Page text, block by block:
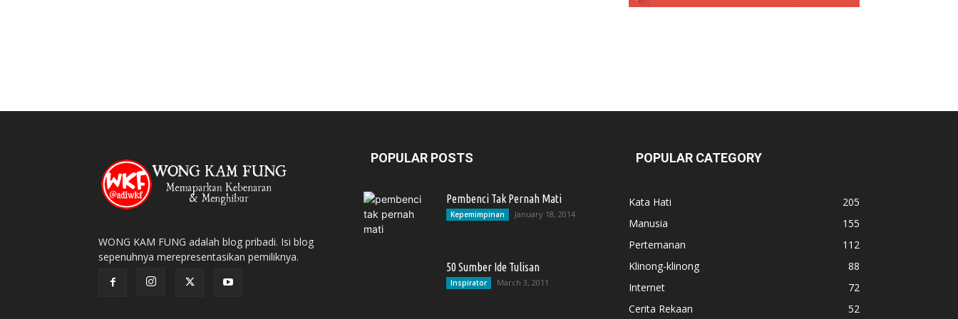
WONG KAM FUNG adalah blog pribadi. Isi blog
sepenuhnya merepresentasikan pemiliknya.
POPULAR POSTS
Pembenci Tak Pernah Mati
Kepemimpinan January 18, 2014
50 Sumber Ide Tulisan
Inspirator March 3, 2011
POPULAR CATEGORY
Kata Hati
205
Manusia
155
Pertemanan
112
Klinong-klinong
88
Internet
72
Cerita Rekaan
52